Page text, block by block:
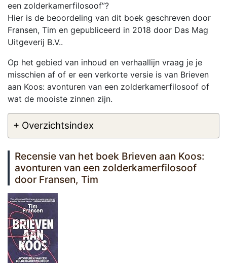
een zolderkamerfilosoof”?
Hier is de beoordeling van dit boek geschreven door
Fransen, Tim en gepubliceerd in 2018 door Das Mag
Uitgeverij B.V..
Op het gebied van inhoud en verhaallijn vraag je je
misschien af of er een verkorte versie is van Brieven
aan Koos: avonturen van een zolderkamerfilosoof of
wat de mooiste zinnen zijn.
+ Overzichtsindex
Recensie van het boek Brieven aan Koos:
avonturen van een zolderkamerfilosoof
door Fransen, Tim